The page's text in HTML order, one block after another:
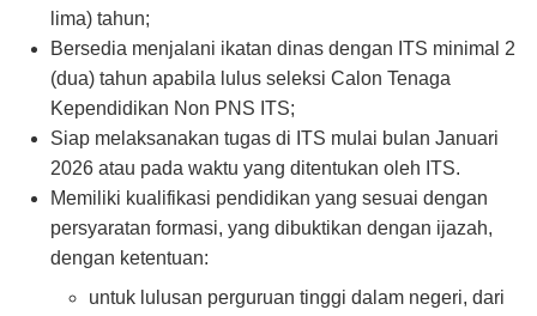
lima) tahun;
Bersedia menjalani ikatan dinas dengan ITS minimal 2
(dua) tahun apabila lulus seleksi Calon Tenaga
Kependidikan Non PNS ITS;
Siap melaksanakan tugas di ITS mulai bulan Januari
2026 atau pada waktu yang ditentukan oleh ITS.
Memiliki kualifikasi pendidikan yang sesuai dengan
persyaratan formasi, yang dibuktikan dengan ijazah,
dengan ketentuan:
untuk lulusan perguruan tinggi dalam negeri, dari